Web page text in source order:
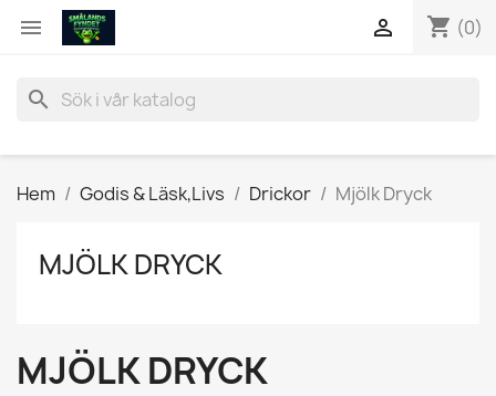
 shopping_cart (0)

search
Hem Godis & Läsk,Livs Drickor Mjölk Dryck
MJÖLK DRYCK
MJÖLK DRYCK